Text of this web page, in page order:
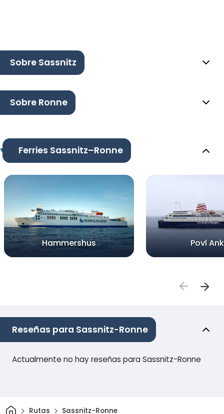
Sobre Sassnitz
Sobre Ronne
Ferries Sassnitz–Ronne
Hammershus Povl
Reseñas para Sassnitz-Ronne
Actualmente no hay reseñas para Sassnitz-Ronne
InicioRutas Sassnitz-Ronne